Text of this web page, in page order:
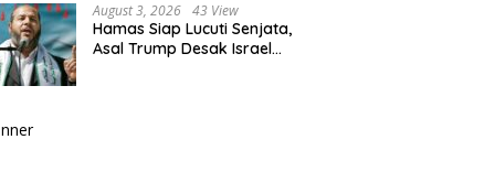
August 3, 2026 43 View
Hamas Siap Lucuti Senjata,
Asal Trump Desak Israel